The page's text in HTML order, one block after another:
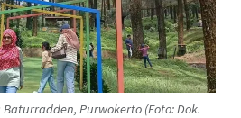
Purwokerto (Foto: Dok.